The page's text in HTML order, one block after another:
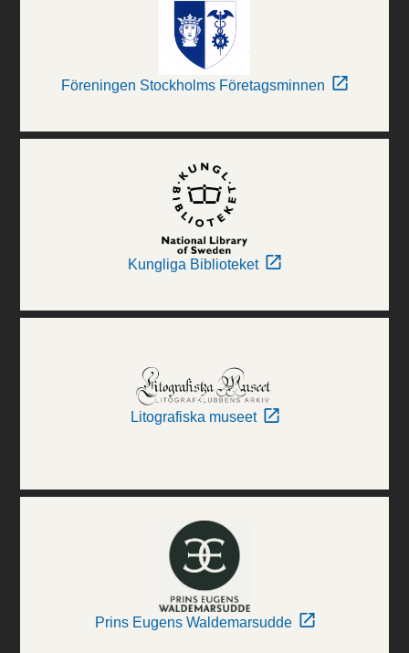
Föreningen Stockholms Företagsminnen
Kungliga Biblioteket
Litografiska museet
Prins Eugens Waldemarsudde